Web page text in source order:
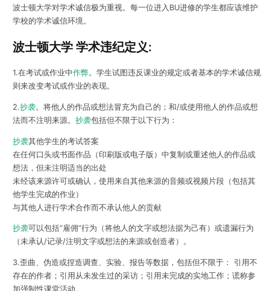
波士顿大学对学术诚信极为重视。每一位进入BU进修的学生都应该维护
学校的学术诚信环境。
波士顿大学 学术违纪定义:
1.在考试或作业中作弊。学生试图违反课业的规定或者基本的学术诚信规
则来改变考试或作业的表现。
2.抄袭。将他人的作品或想法冒充为自己的；和/或使用他人的作品或想
法而不注明来源。 抄袭包括但不限于以下行为：
抄袭其他学生的考试答案
在任何口头或书面作品（印刷版或电子版）中复制或重述他人的作品或
想法，但未注明适当的出处
未经该来源许可或确认，使用来自其他来源的音频或视频片段（包括其
他学生完成的作业）
与其他人进行学术合作而不承认他人的贡献
抄袭可以包括“雇佣”行为（将他人的文字或想法据为己有）或遗漏行为
（未承认/记录/注明文字或想法的来源或创造者）。
3.歪曲、伪造或捏造调查、实验、报告等数据，包括但不限于： 引用不
存在的作者；引用从未发生过的采访；引用未完成的实地工作；谎称参
加强制性课堂活动。